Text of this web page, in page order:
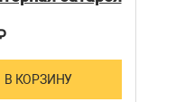
В КОРЗИНУ